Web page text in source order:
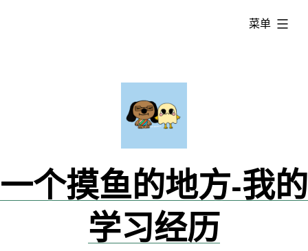
一个摸鱼的地方-我的
学习经历
菜单
已
展